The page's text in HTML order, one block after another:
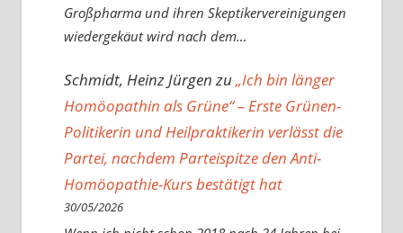
Großpharma und ihren Skeptikervereinigungen
wiedergekäut wird nach dem…
Schmidt, Heinz Jürgenzu„Ich bin länger
Homöopathin als Grüne“ – Erste Grünen-
Politikerin und Heilpraktikerin verlässt die
Partei, nachdem Parteispitze den Anti-
Homöopathie-Kurs bestätigt hat
30/05/2026